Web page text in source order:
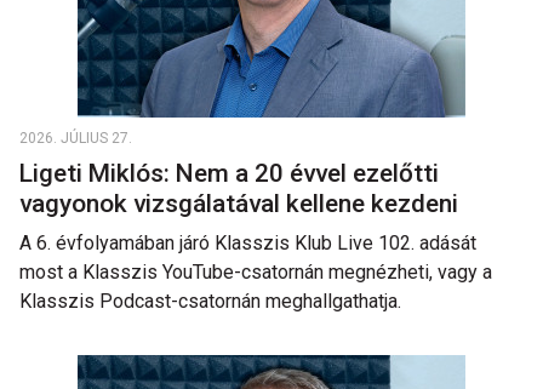
2026. JÚLIUS 27.
Ligeti Miklós: Nem a 20 évvel ezelőtti
vagyonok vizsgálatával kellene kezdeni
A 6. évfolyamában járó Klasszis Klub Live 102. adását
most a Klasszis YouTube-csatornán megnézheti, vagy a
Klasszis Podcast-csatornán meghallgathatja.